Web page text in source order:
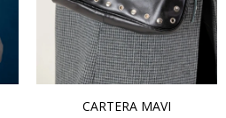
CARTERA MAVI